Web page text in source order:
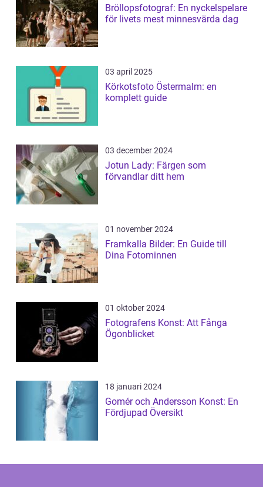
Bröllopsfotograf: En nyckelspelare
för livets mest minnesvärda dag
03 april 2025
Körkotsfoto Östermalm: en
komplett guide
03 december 2024
Jotun Lady: Färgen som
förvandlar ditt hem
01 november 2024
Framkalla Bilder: En Guide till
Dina Fotominnen
01 oktober 2024
Fotografens Konst: Att Fånga
Ögonblicket
18 januari 2024
Gomér och Andersson Konst: En
Fördjupad Översikt